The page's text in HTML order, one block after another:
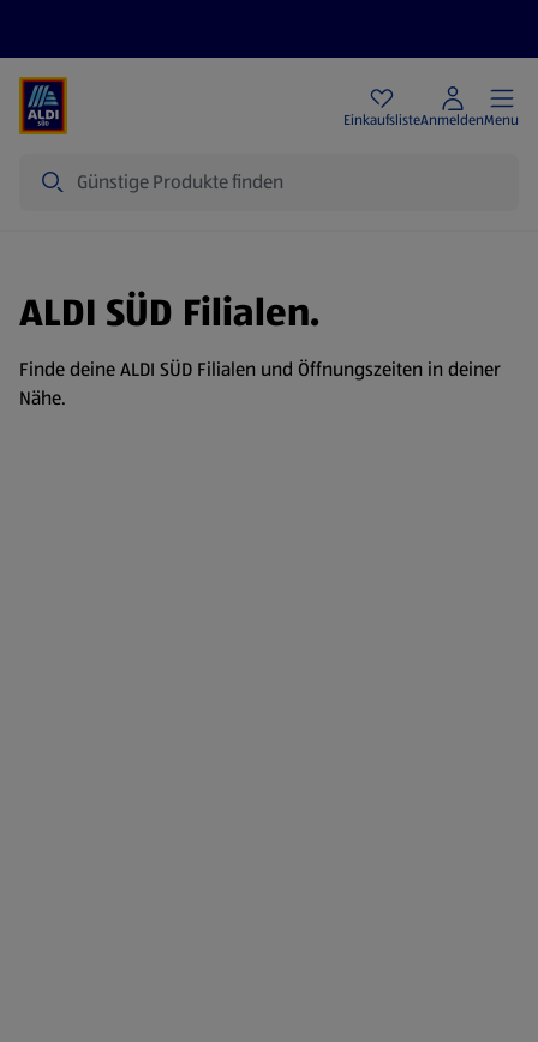
EinkaufslisteAnmeldenMenu
ALDI SÜD Filialen.
Finde deine ALDI SÜD Filialen und Öffnungszeiten in deiner
Nähe.